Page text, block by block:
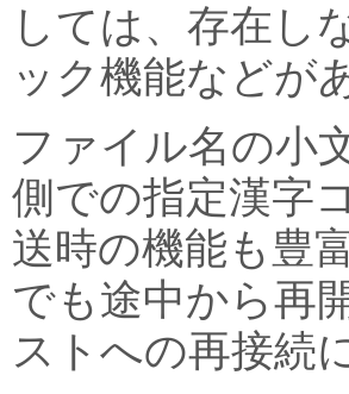
しては、存在し
ック機能などが
ファイル名の小
側での指定漢字
送時の機能も豊
でも途中から再
ストへの再接続